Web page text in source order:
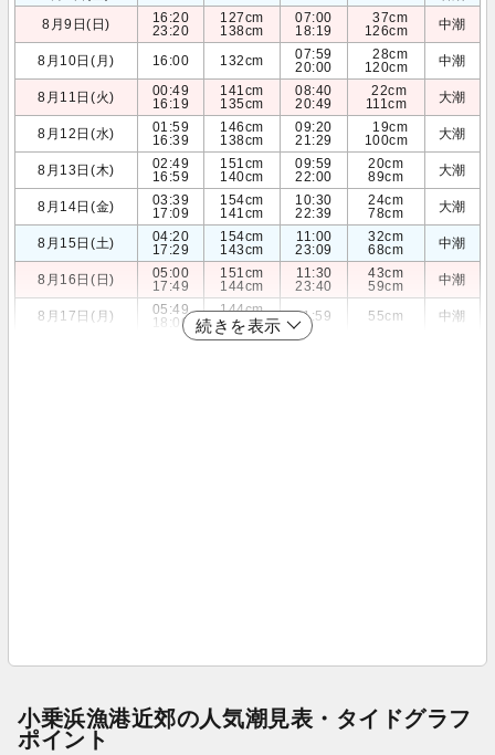
8月9日(日)
16:20
23:20
127cm
138cm
07:00
18:19
37cm
126cm
中潮
8月10日(月) 16:00 132cm
07:59
20:00
28cm
120cm
中潮
8月11日(火)
00:49
16:19
141cm
135cm
08:40
20:49
22cm
111cm
大潮
8月12日(水)
01:59
16:39
146cm
138cm
09:20
21:29
19cm
100cm
大潮
8月13日(木)
02:49
16:59
151cm
140cm
09:59
22:00
20cm
89cm
大潮
8月14日(金)
03:39
17:09
154cm
141cm
10:30
22:39
24cm
78cm
大潮
8月15日(土)
04:20
17:29
154cm
143cm
11:00
23:09
32cm
68cm
中潮
8月16日(日)
05:00
17:49
151cm
144cm
11:30
23:40
43cm
59cm
中潮
8月17日(月)
05:49
18:00
144cm
146cm
11:59 55cm 中潮
続きを表示
小乗浜漁港近郊の人気潮見表・タイドグラフ
ポイント